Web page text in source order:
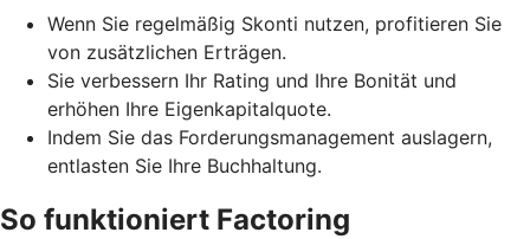
Wenn Sie regelmäßig Skonti nutzen, profitieren Sie
von zusätzlichen Erträgen.
Sie verbessern Ihr Rating und Ihre Bonität und
erhöhen Ihre Eigenkapitalquote.
Indem Sie das Forderungsmanagement auslagern,
entlasten Sie Ihre Buchhaltung.
So funktioniert Factoring